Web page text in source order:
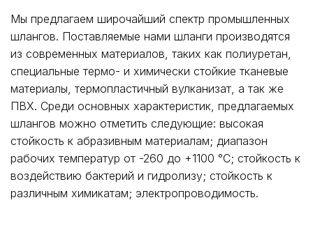
Мы предлагаем широчайший спектр промышленных
шлангов. Поставляемые нами шланги производятся
из современных материалов, таких как полиуретан,
специальные термо- и химически стойкие тканевые
материалы, термопластичный вулканизат, а так же
ПВХ. Среди основных характеристик, предлагаемых
шлангов можно отметить следующие: высокая
стойкость к абразивным материалам; диапазон
рабочих температур от -260 до +1100 °С; стойкость к
воздействию бактерий и гидролизу; стойкость к
различным химикатам; электропроводимость.